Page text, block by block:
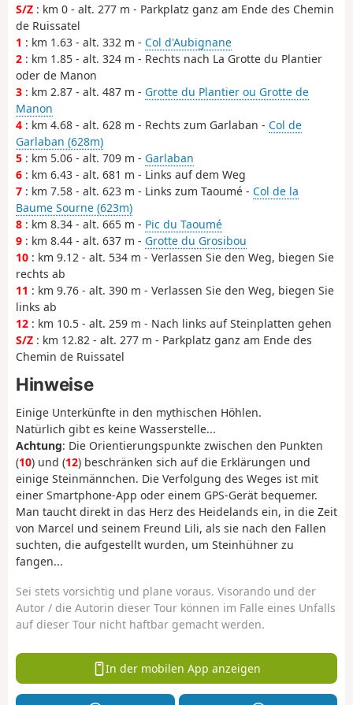
S/Z : km 0 - alt. 277 m - Parkplatz ganz am Ende des Chemin
de Ruissatel
1 : km 1.63 - alt. 332 m - Col d'Aubignane
2 : km 1.85 - alt. 324 m - Rechts nach La Grotte du Plantier
oder de Manon
3 : km 2.87 - alt. 487 m - Grotte du Plantier ou Grotte de
Manon
4 : km 4.68 - alt. 628 m - Rechts zum Garlaban - Col de
Garlaban (628m)
5 : km 5.06 - alt. 709 m - Garlaban
6 : km 6.43 - alt. 681 m - Links auf dem Weg
7 : km 7.58 - alt. 623 m - Links zum Taoumé - Col de la
Baume Sourne (623m)
8 : km 8.34 - alt. 665 m - Pic du Taoumé
9 : km 8.44 - alt. 637 m - Grotte du Grosibou
10 : km 9.12 - alt. 534 m - Verlassen Sie den Weg, biegen Sie
rechts ab
11 : km 9.76 - alt. 390 m - Verlassen Sie den Weg, biegen Sie
links ab
12 : km 10.5 - alt. 259 m - Nach links auf Steinplatten gehen
S/Z : km 12.82 - alt. 277 m - Parkplatz ganz am Ende des
Chemin de Ruissatel
Hinweise
Einige Unterkünfte in den mythischen Höhlen.
Natürlich gibt es keine Wasserstelle...
Achtung: Die Orientierungspunkte zwischen den Punkten
(10) und (12) beschränken sich auf die Erklärungen und
einige Steinmännchen. Die Verfolgung des Weges ist mit
einer Smartphone-App oder einem GPS-Gerät bequemer.
Man taucht direkt in das Herz des Heidelands ein, in die Zeit
von Marcel und seinem Freund Lili, als sie nach den Fallen
suchten, die aufgestellt wurden, um Steinhühner zu
fangen...
Sei stets vorsichtig und plane voraus. Visorando und der
Autor / die Autorin dieser Tour können im Falle eines Unfalls
auf dieser Tour nicht haftbar gemacht werden.
In der mobilen App anzeigen